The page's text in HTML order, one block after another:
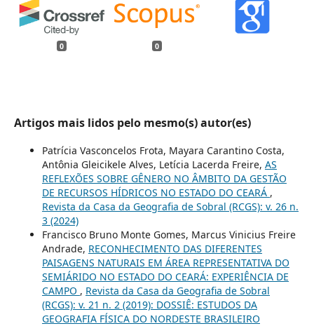
0 0
Artigos mais lidos pelo mesmo(s) autor(es)
Patrícia Vasconcelos Frota, Mayara Carantino Costa,
Antônia Gleicikele Alves, Letícia Lacerda Freire, AS
REFLEXÕES SOBRE GÊNERO NO ÂMBITO DA GESTÃO
DE RECURSOS HÍDRICOS NO ESTADO DO CEARÁ ,
Revista da Casa da Geografia de Sobral (RCGS): v. 26 n.
3 (2024)
Francisco Bruno Monte Gomes, Marcus Vinicius Freire
Andrade, RECONHECIMENTO DAS DIFERENTES
PAISAGENS NATURAIS EM ÁREA REPRESENTATIVA DO
SEMIÁRIDO NO ESTADO DO CEARÁ: EXPERIÊNCIA DE
CAMPO , Revista da Casa da Geografia de Sobral
(RCGS): v. 21 n. 2 (2019): DOSSIÊ: ESTUDOS DA
GEOGRAFIA FÍSICA DO NORDESTE BRASILEIRO